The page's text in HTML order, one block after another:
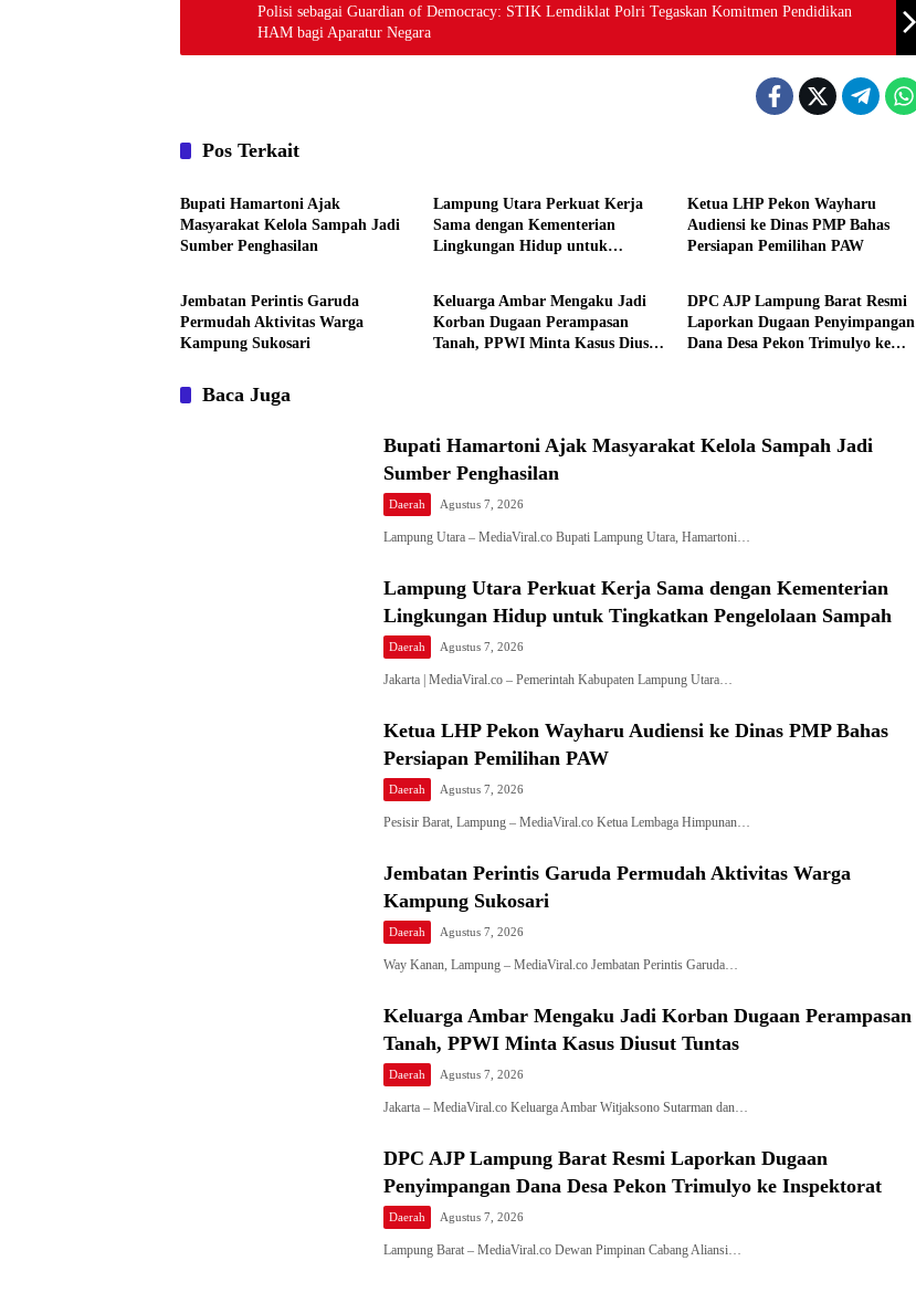
Polisi sebagai Guardian of Democracy: STIK Lemdiklat Polri Tegaskan Komitmen Pendidikan
HAM bagi Aparatur Negara
Pos Terkait
Daerah
Bupati Hamartoni Ajak
Masyarakat Kelola Sampah Jadi
Sumber Penghasilan
Lampung Utara Perkuat Kerja
Sama dengan Kementerian
Lingkungan Hidup untuk
Ketua LHP Pekon Wayharu
Audiensi ke Dinas PMP Bahas
Persiapan Pemilihan PAW
Jembatan Perintis Garuda
Permudah Aktivitas Warga
Kampung Sukosari
Daerah
Keluarga Ambar Mengaku Jadi
Korban Dugaan Perampasan
Tanah, PPWI Minta Kasus Diusut
Daerah
DPC AJP Lampung Barat Resmi
Laporkan Dugaan Penyimpangan
Dana Desa Pekon Trimulyo ke
Baca Juga
Bupati Hamartoni Ajak Masyarakat Kelola Sampah Jadi
Sumber Penghasilan
Daerah Agustus 7, 2026
Lampung Utara – MediaViral.co Bupati Lampung Utara, Hamartoni…
Lampung Utara Perkuat Kerja Sama dengan Kementerian
Lingkungan Hidup untuk Tingkatkan Pengelolaan Sampah
Daerah Agustus 7, 2026
Jakarta | MediaViral.co – Pemerintah Kabupaten Lampung Utara…
Ketua LHP Pekon Wayharu Audiensi ke Dinas PMP Bahas
Persiapan Pemilihan PAW
Daerah Agustus 7, 2026
Pesisir Barat, Lampung – MediaViral.co Ketua Lembaga Himpunan…
Jembatan Perintis Garuda Permudah Aktivitas Warga
Kampung Sukosari
Daerah Agustus 7, 2026
Way Kanan, Lampung – MediaViral.co Jembatan Perintis Garuda…
Keluarga Ambar Mengaku Jadi Korban Dugaan Perampasan
Tanah, PPWI Minta Kasus Diusut Tuntas
Daerah Agustus 7, 2026
Jakarta – MediaViral.co Keluarga Ambar Witjaksono Sutarman dan…
DPC AJP Lampung Barat Resmi Laporkan Dugaan
Penyimpangan Dana Desa Pekon Trimulyo ke Inspektorat
Daerah Agustus 7, 2026
Lampung Barat – MediaViral.co Dewan Pimpinan Cabang Aliansi…